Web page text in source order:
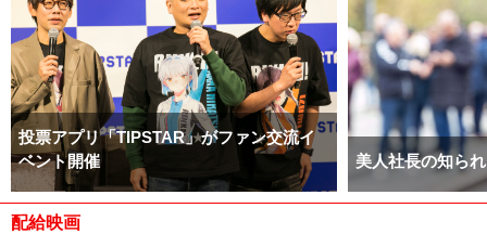
投票アプリ「TIPSTAR」がファン交流イ
ベント開催
美人社長の知ら
配給映画